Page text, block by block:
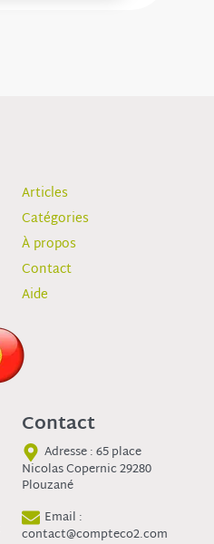
Articles
Catégories
À propos
Contact
Aide
Contact
Adresse : 65 place
Nicolas Copernic 29280
Plouzané
Email :
contact@compteco2.com